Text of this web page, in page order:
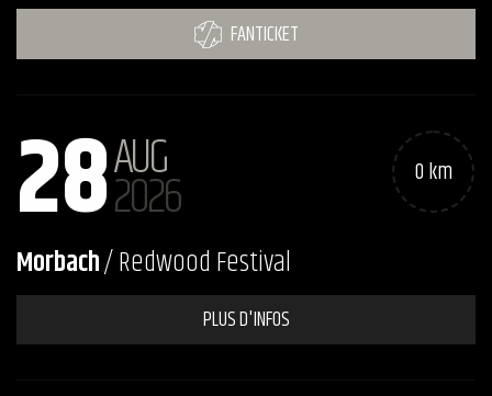
FANTICKET
28AUG
2026 0 km
Morbach/ Redwood Festival
PLUS D'INFOS